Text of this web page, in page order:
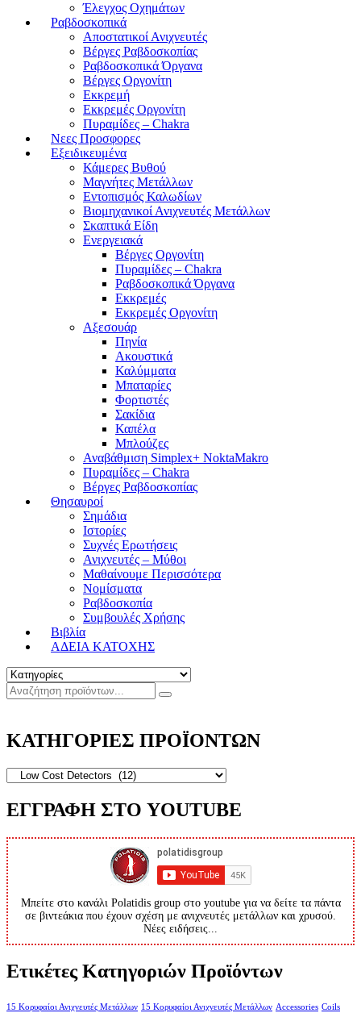
Έλεγχος Οχημάτων
Ραβδοσκοπικά
Αποστατικοί Ανιχνευτές
Βέργες Ραβδοσκοπίας
Ραβδοσκοπικά Όργανα
Βέργες Οργονίτη
Εκκρεμή
Εκκρεμές Οργονίτη
Πυραμίδες – Chakra
Νεες Προσφορες
Εξειδικευμένα
Κάμερες Βυθού
Μαγνήτες Μετάλλων
Εντοπισμός Καλωδίων
Βιομηχανικοί Ανιχνευτές Μετάλλων
Σκαπτικά Είδη
Ενεργειακά
Βέργες Οργονίτη
Πυραμίδες – Chakra
Ραβδοσκοπικά Όργανα
Εκκρεμές
Εκκρεμές Οργονίτη
Αξεσουάρ
Πηνία
Ακουστικά
Καλύμματα
Μπαταρίες
Φορτιστές
Σακίδια
Καπέλα
Μπλούζες
Αναβάθμιση Simplex+ NoktaMakro
Πυραμίδες – Chakra
Βέργες Ραβδοσκοπίας
Θησαυροί
Σημάδια
Ιστορίες
Συχνές Ερωτήσεις
Ανιχνευτές – Μύθοι
Μαθαίνουμε Περισσότερα
Νομίσματα
Ραβδοσκοπία
Συμβουλές Χρήσης
Βιβλία
ΑΔΕΙΑ ΚΑΤΟΧΗΣ
ΚΑΤΗΓΟΡΙΕΣ ΠΡΟΪΟΝΤΩΝ
ΕΓΓΡΑΦΗ ΣΤΟ YOUTUBE
Μπείτε στο κανάλι Polatidis group στο youtube για να δείτε τα πάντα
σε βιντεάκια που έχουν σχέση με ανιχνευτές μετάλλων και χρυσού.
Νέες ειδήσεις...
Ετικέτες Κατηγοριών Προϊόντων
15 Κορυφαίοι Ανιχνευτές Μετάλλων 15 Κορυφαίοι Ανιχνευτές Μετάλλων Accessories Coils